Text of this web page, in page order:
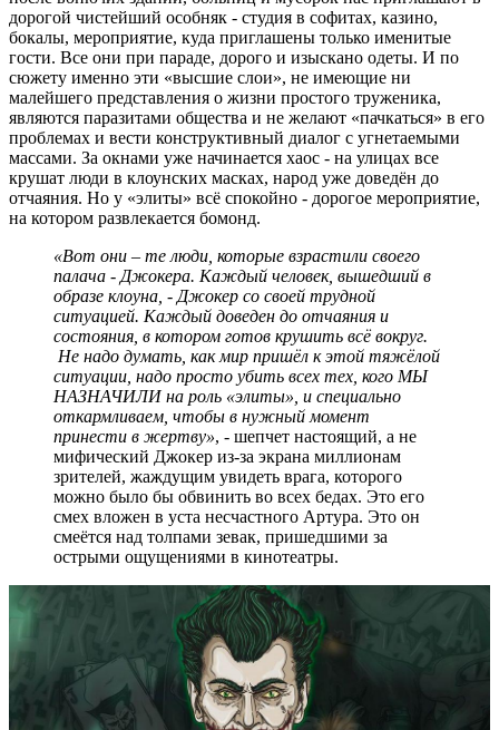
дорогой чистейший особняк - студия в софитах, казино,
бокалы, мероприятие, куда приглашены только именитые
гости. Все они при параде, дорого и изыскано одеты. И по
сюжету именно эти «высшие слои», не имеющие ни
малейшего представления о жизни простого труженика,
являются паразитами общества и не желают «пачкаться» в его
проблемах и вести конструктивный диалог с угнетаемыми
массами. За окнами уже начинается хаос - на улицах все
крушат люди в клоунских масках, народ уже доведён до
отчаяния. Но у «элиты» всё спокойно - дорогое мероприятие,
на котором развлекается бомонд.
«Вот они – те люди, которые взрастили своего
палача - Джокера. Каждый человек, вышедший в
образе клоуна, - Джокер со своей трудной
ситуацией. Каждый доведен до отчаяния и
состояния, в котором готов крушить всё вокруг.
Не надо думать, как мир пришёл к этой тяжёлой
ситуации, надо просто убить всех тех, кого МЫ
НАЗНАЧИЛИ на роль «элиты», и специально
откармливаем, чтобы в нужный момент
принести в жертву», - шепчет настоящий, а не
мифический Джокер из-за экрана миллионам
зрителей, жаждущим увидеть врага, которого
можно было бы обвинить во всех бедах. Это его
смех вложен в уста несчастного Артура. Это он
смеётся над толпами зевак, пришедшими за
острыми ощущениями в кинотеатры.